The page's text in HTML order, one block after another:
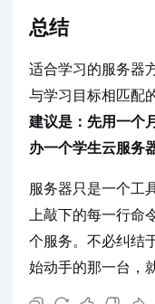
总结
适合学习的服务器
与学习目标相匹配
建议是：先用一个
办一个学生云服务
服务器只是一个工
上敲下的每一行命
个服务。不必纠结
始动手的那一台，